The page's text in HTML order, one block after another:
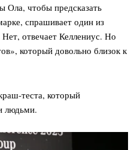
Ола, чтобы предсказать
спрашивает один из
отвечает Келлениус. Но
который довольно близок к
теста, который
людьми.